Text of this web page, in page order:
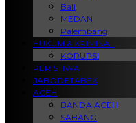
Bali
MEDAN
Palembang
HUKUM & KRIMINAL
KORUPSI
PERISTIWA
JABODETABEK
ACEH
BANDA ACEH
SABANG